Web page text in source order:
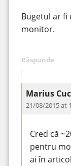
Bugetul ar fi
monitor.
Răspunde
Marius
21/08/2015 at
Cred că
pentru
ai în